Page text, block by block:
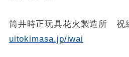
筒井時正玩具花火製造所 祝
uitokimasa.jp/iwai